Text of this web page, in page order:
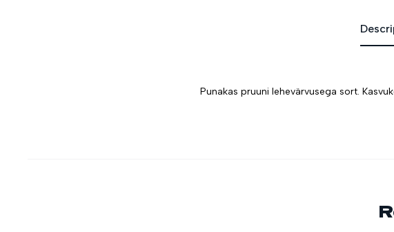
Punakas pruuni lehevärvusega sort.